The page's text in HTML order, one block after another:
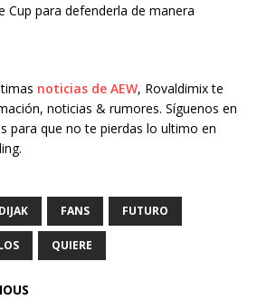
Cup para defenderla de manera
noticias de AEW, Rovaldimix te
noticias & rumores. Síguenos en
para que no te pierdas lo ultimo en
DIJAK FANS FUTURO
QUIERE